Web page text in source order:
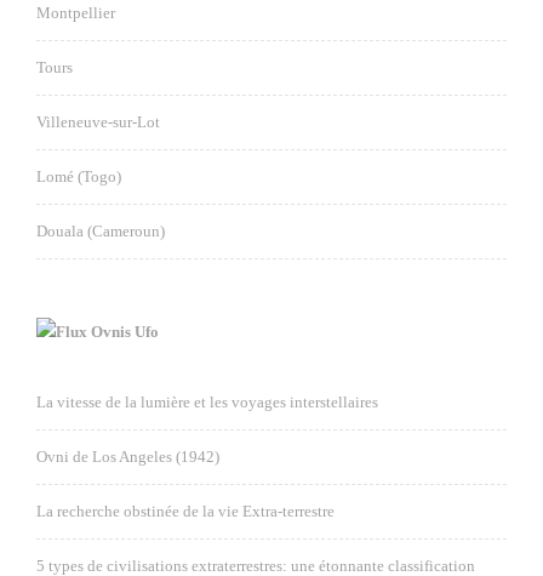
Montpellier
Tours
Villeneuve-sur-Lot
Lomé (Togo)
Douala (Cameroun)
Ovnis Ufo
La vitesse de la lumière et les voyages interstellaires
Ovni de Los Angeles (1942)
La recherche obstinée de la vie Extra-terrestre
5 types de civilisations extraterrestres: une étonnante classification